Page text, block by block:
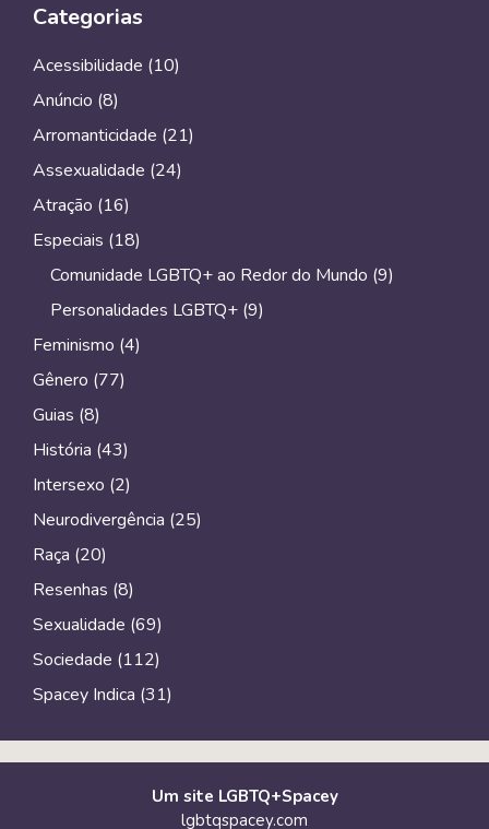
Categorias
Acessibilidade (10)
Anúncio (8)
Arromanticidade (21)
Assexualidade (24)
Atração (16)
Especiais (18)
Comunidade LGBTQ+ ao Redor do Mundo (9)
Personalidades LGBTQ+ (9)
Feminismo (4)
Gênero (77)
Guias (8)
História (43)
Intersexo (2)
Neurodivergência (25)
Raça (20)
Resenhas (8)
Sexualidade (69)
Sociedade (112)
Spacey Indica (31)
Um site LGBTQ+Spacey
lgbtqspacey.com